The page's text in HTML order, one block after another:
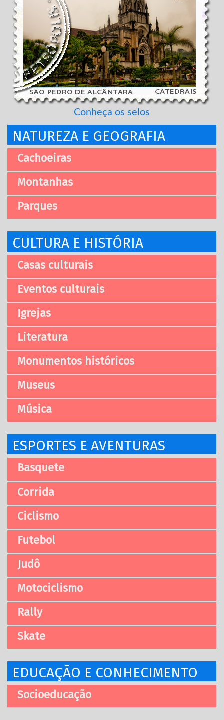
Conheça os selos
NATUREZA E GEOGRAFIA
Cachoeiras
Montanhas
Parques
CULTURA E HISTÓRIA
Casas culturais
Eventos culturais
Igrejas
Literatura
Monumentos históricos
Museus
Música
ESPORTES E AVENTURAS
Basquete
Corrida
Ciclismo
Futebol
Judô
Motociclismo
Rally
Skate
EDUCAÇÃO E CONHECIMENTO
Socioeducação